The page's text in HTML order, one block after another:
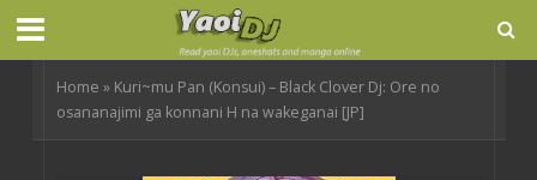
Home » Kuri~mu Pan (Konsui) – Black Clover Dj: Ore no
osananajimi ga konnani H na wakeganai [JP]